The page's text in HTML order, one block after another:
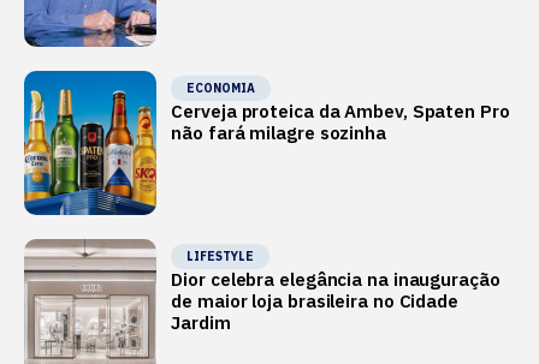
ECONOMIA
Cerveja proteica da Ambev, Spaten Pro
não fará milagre sozinha
LIFESTYLE
Dior celebra elegância na inauguração
de maior loja brasileira no Cidade
Jardim